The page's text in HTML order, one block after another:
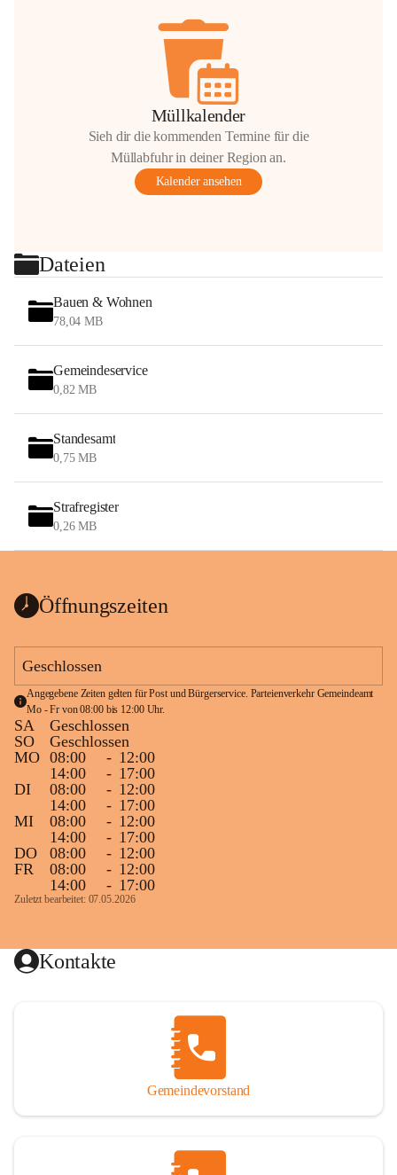
Müllkalender
Sieh dir die kommenden Termine für die
Müllabfuhr in deiner Region an.
Kalender ansehen
Dateien
Bauen & Wohnen
78,04 MB
Gemeindeservice
0,82 MB
Standesamt
0,75 MB
Strafregister
0,26 MB
Öffnungszeiten
Geschlossen
Angegebene Zeiten gelten für Post und Bürgerservice. Parteienverkehr Gemeindeamt
Mo - Fr von 08:00 bis 12:00 Uhr.
SA
Geschlossen
SO
Geschlossen
MO 08:00 - 12:00
14:00
- 17:00
DI
08:00 - 12:00
14:00
- 17:00
MI
08:00 - 12:00
14:00
- 17:00
DO
08:00 - 12:00
FR
08:00 - 12:00
14:00
- 17:00
Zuletzt bearbeitet: 07.05.2026
Kontakte
Gemeindevorstand